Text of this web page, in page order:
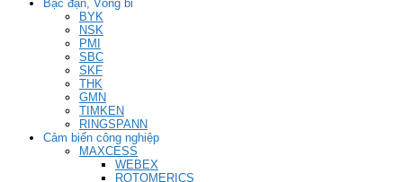
Bạc đạn, Vòng bi
BYK
NSK
PMI
SBC
SKF
THK
GMN
TIMKEN
RINGSPANN
Cảm biến công nghiệp
MAXCESS
WEBEX
ROTOMERICS